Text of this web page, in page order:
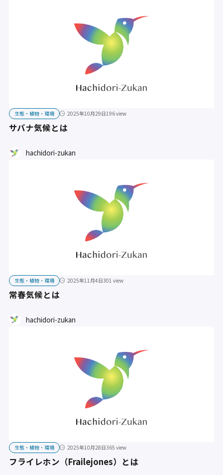
生態・植物・環境 2025年10月29日196 view
サバナ気候とは
hachidori-zukan
生態・植物・環境 2025年11月4日301 view
常春気候とは
hachidori-zukan
生態・植物・環境 2025年10月28日365 view
フライレホン（Frailejones）とは